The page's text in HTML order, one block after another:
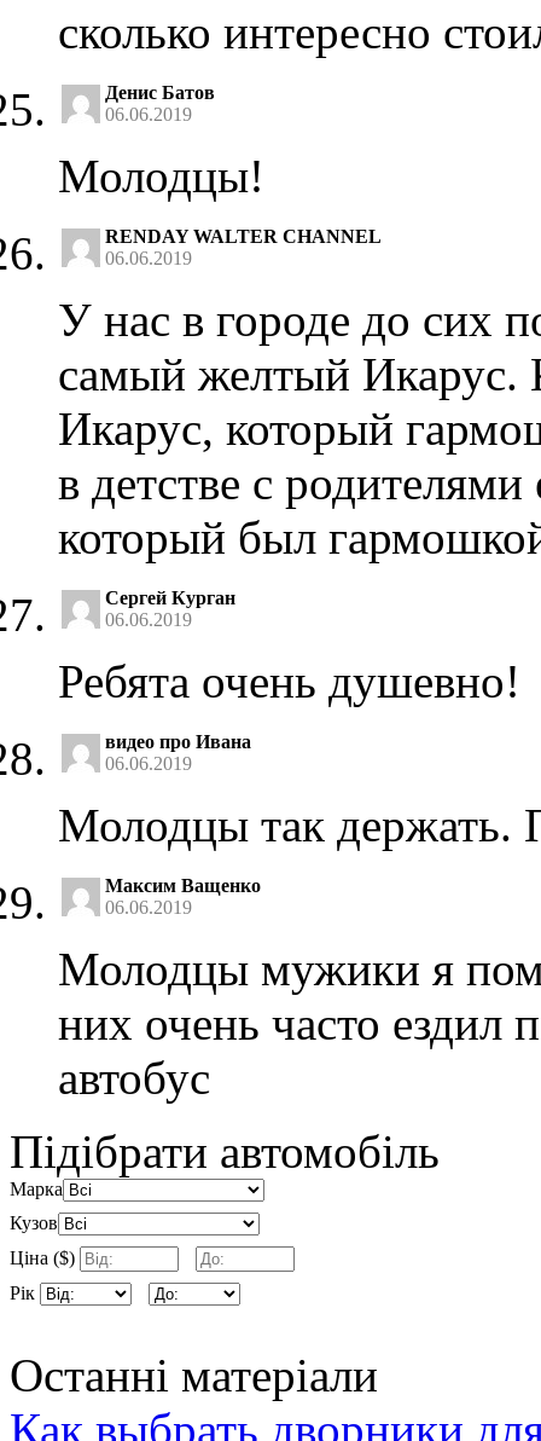
сколько интересно
Денис Батов
06.06.2019
Молодцы!
RENDAY WALTER CHANNEL
06.06.2019
У нас в городе до сих
самый желтый Икарус.
Икарус, который
в детстве с
который был
Сергей Курган
06.06.2019
Ребята очень душевно!
видео про Ивана
06.06.2019
Молодцы так держать.
Максим Ващенко
06.06.2019
Молодцы мужики я
них очень часто ездил
автобус
Підібрати автомобіль
Марка
Кузов
Ціна ($)
Рік
Останні матеріали
Как выбрать дворники